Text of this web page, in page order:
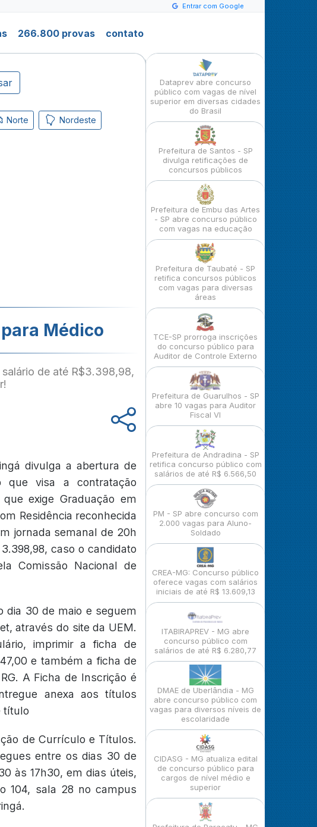
Entrar com Google
266.800 provas contato
Norte Nordeste
Médico
de até R$3.398,98,
divulga a abertura de
que visa a contratação
exige Graduação em
Residência reconhecida
jornada semanal de 20h
caso o candidato
Comissão Nacional de
dia 30 de maio e seguem
através do site da UEM.
imprimir a ficha de
e também a ficha de
A Ficha de Inscrição é
anexa aos títulos
título
de Currículo e Títulos.
entre os dias 30 de
às 17h30, em dias úteis,
104, sala 28 no campus
Dataprev abre concurso
público com vagas de nível
superior em diversas cidades
do Brasil
Prefeitura de Santos - SP
divulga retificações de
concursos públicos
Prefeitura de Embu das Artes
- SP abre concurso público
com vagas na educação
Prefeitura de Taubaté - SP
retifica concursos públicos
com vagas para diversas
áreas
TCE-SP prorroga inscrições
do concurso público para
Auditor de Controle Externo
Prefeitura de Guarulhos - SP
abre 10 vagas para Auditor
Fiscal VI
Prefeitura de Andradina - SP
retifica concurso público com
salários de até R$ 6.566,50
PM - SP abre concurso com
2.000 vagas para Aluno-
Soldado
CREA-MG: Concurso público
oferece vagas com salários
iniciais de até R$ 13.609,13
ITABIRAPREV - MG abre
concurso público com
salários de até R$ 6.280,77
DMAE de Uberlândia - MG
abre concurso público com
vagas para diversos níveis de
escolaridade
CIDASG - MG atualiza edital
de concurso público para
cargos de nível médio e
superior